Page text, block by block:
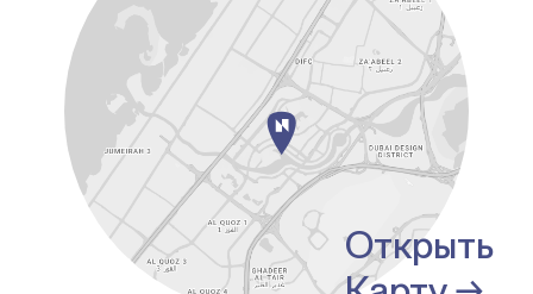
Открыть